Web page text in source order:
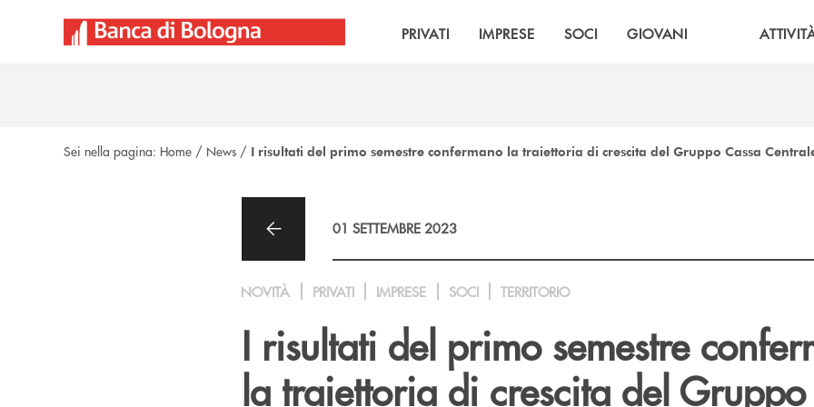
PRIVATI IMPRESE SOCI GIOVANI
Sei nella pagina: Home / News / I risultati del primo semestre confermano la traiettoria di crescita del Gruppo Cassa
01 SETTEMBRE 2023
NOVITÀ PRIVATI IMPRESE SOCI TERRITORIO
I risultati del primo semestre
la traiettoria di crescita del Gruppo